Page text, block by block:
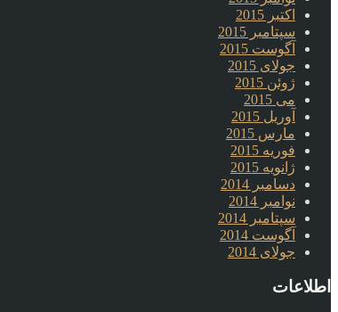
اکتبر 2015
سپتامبر 2015
آگوست 2015
جولای 2015
ژوئن 2015
می 2015
آوریل 2015
مارس 2015
فوریه 2015
ژانویه 2015
دسامبر 2014
نوامبر 2014
سپتامبر 2014
آگوست 2014
جولای 2014
اطلاعات